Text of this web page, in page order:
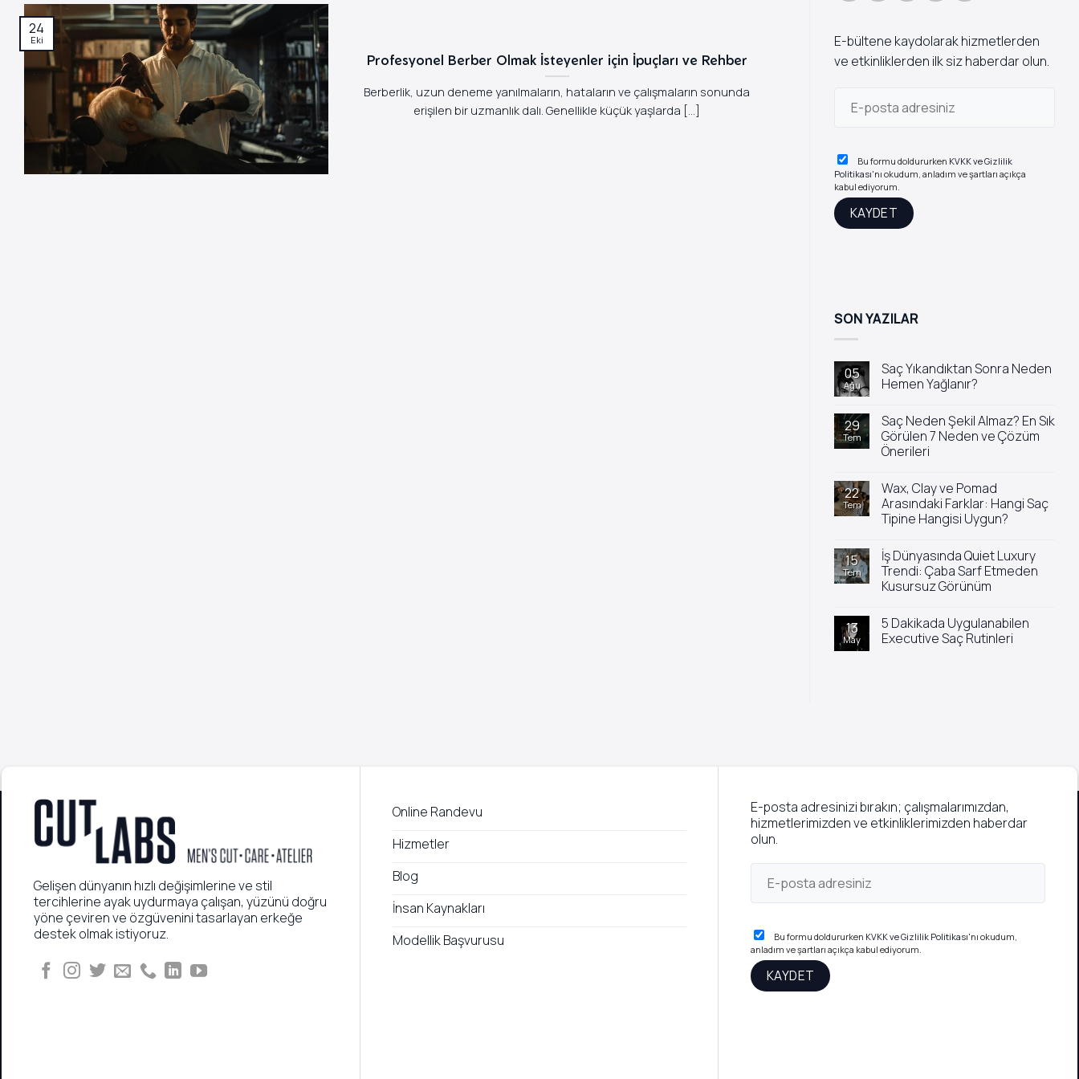
Profesyonel Berber Olmak İsteyenler için İpuçları ve Rehber
Berberlik, uzun deneme yanılmaların, hataların ve çalışmaların sonunda
erişilen bir uzmanlık dalı. Genellikle küçük yaşlarda [...]
24
Eki
E-bültene kaydolarak hizmetlerden
ve etkinliklerden ilk siz haberdar olun.
Bu formu doldururken KVKK ve Gizlilik
Politikası'nı okudum, anladım ve şartları açıkça
kabul ediyorum.
SON YAZILAR
05
Ağu
Saç Yıkandıktan Sonra Neden
Hemen Yağlanır?
Saç
Yıkandıktan
Sonra
Neden
29
Tem
Saç Neden Şekil Almaz? En Sık
Görülen 7 Neden ve Çözüm
Önerileri
Saç
Neden
Şekil
Almaz?
Görülen
7
Neden
ve
Çözüm
22
Tem
Wax, Clay ve Pomad
Arasındaki Farklar: Hangi Saç
Tipine Hangisi Uygun?
yok
Wax,
Clay
ve
Pomad
Hangi
Saç
Tipine
15
Tem
İş Dünyasında Quiet Luxury
Trendi: Çaba Sarf Etmeden
Kusursuz Görünüm
İş
Dünyasında
Quiet
13
May
5 Dakikada Uygulanabilen
Executive Saç Rutinleri
Gelişen dünyanın hızlı değişimlerine ve stil
tercihlerine ayak uydurmaya çalışan, yüzünü doğru
yöne çeviren ve özgüvenini tasarlayan erkeğe
destek olmak istiyoruz.
Online Randevu
Hizmetler
Blog
İnsan Kaynakları
Modellik Başvurusu
E-posta adresinizi bırakın; çalışmalarımızdan,
hizmetlerimizden ve etkinliklerimizden haberdar
olun.
Bu formu doldururken KVKK ve Gizlilik Politikası'nı okudum,
anladım ve şartları açıkça kabul ediyorum.